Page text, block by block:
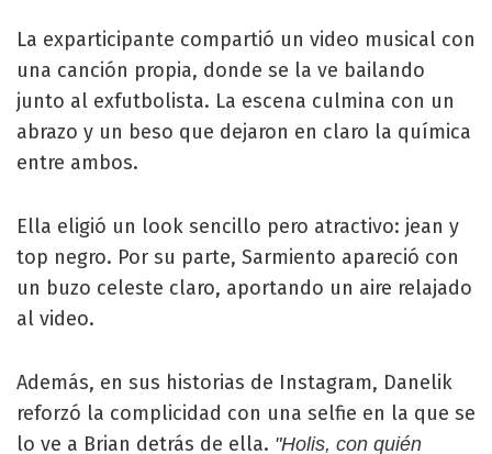
La exparticipante compartió un video musical con
una canción propia, donde se la ve bailando
junto al exfutbolista. La escena culmina con un
abrazo y un beso que dejaron en claro la química
entre ambos.
Ella eligió un look sencillo pero atractivo: jean y
top negro. Por su parte, Sarmiento apareció con
un buzo celeste claro, aportando un aire relajado
al video.
Además, en sus historias de Instagram, Danelik
reforzó la complicidad con una selfie en la que se
lo ve a Brian detrás de ella. "Holis, con quién